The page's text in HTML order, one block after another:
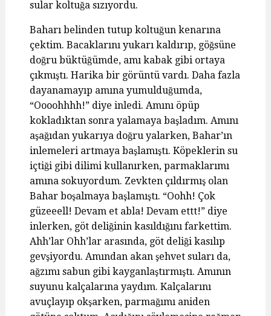
sular koltuğa sızıyordu.
Baharı belinden tutup koltuğun kenarına
çektim. Bacaklarını yukarı kaldırıp, göğsüne
doğru büktüğümde, amı kabak gibi ortaya
çıkmıştı. Harika bir görüntü vardı. Daha fazla
dayanamayıp amına yumulduğumda,
“Oooohhhh!” diye inledi. Amını öpüp
kokladıktan sonra yalamaya başladım. Amını
aşağıdan yukarıya doğru yalarken, Bahar’ın
inlemeleri artmaya başlamıştı. Köpeklerin su
içtiği gibi dilimi kullanırken, parmaklarımı
amına sokuyordum. Zevkten çıldırmış olan
Bahar boşalmaya başlamıştı. “Oohh! Çok
güzeeell! Devam et abla! Devam ettt!” diye
inlerken, göt deliğinin kasıldığını farkettim.
Ahh’lar Ohh’lar arasında, göt deliği kasılıp
gevşiyordu. Amından akan şehvet suları da,
ağzımı sabun gibi kayganlaştırmıştı. Amının
suyunu kalçalarına yaydım. Kalçalarını
avuçlayıp okşarken, parmağımı aniden